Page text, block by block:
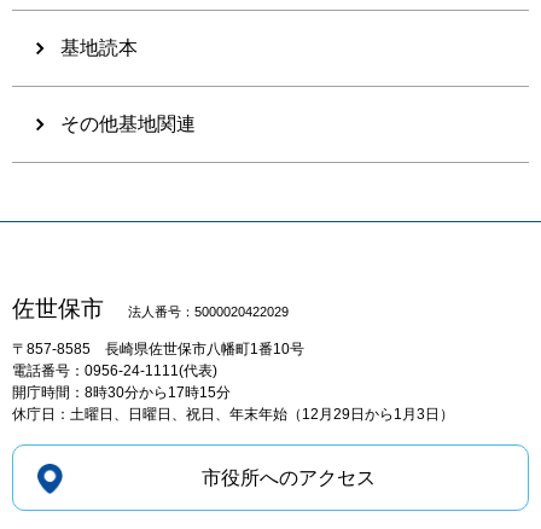
基地読本
その他基地関連
佐世保市 法人番号：5000020422029
〒857-8585 長崎県佐世保市八幡町1番10号
電話番号：0956-24-1111(代表)
開庁時間：8時30分から17時15分
休庁日：土曜日、日曜日、祝日、年末年始（12月29日から1月3日）
市役所へのアクセス